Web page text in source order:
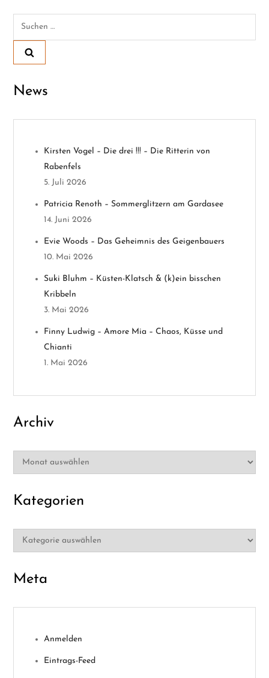
t
r
g
s
n
v
a
n
Suchen
News
Kirsten Vogel – Die drei !!! – Die Ritterin von
Rabenfels
5. Juli 2026
Patricia Renoth – Sommerglitzern am Gardasee
14. Juni 2026
Evie Woods – Das Geheimnis des Geigenbauers
10. Mai 2026
Suki Bluhm – Küsten-Klatsch & (k)ein bisschen
Kribbeln
3. Mai 2026
Finny Ludwig – Amore Mia – Chaos, Küsse und
Chianti
1. Mai 2026
Archiv
Archiv
Kategorien
Kategorien
Meta
Anmelden
Eintrags-Feed